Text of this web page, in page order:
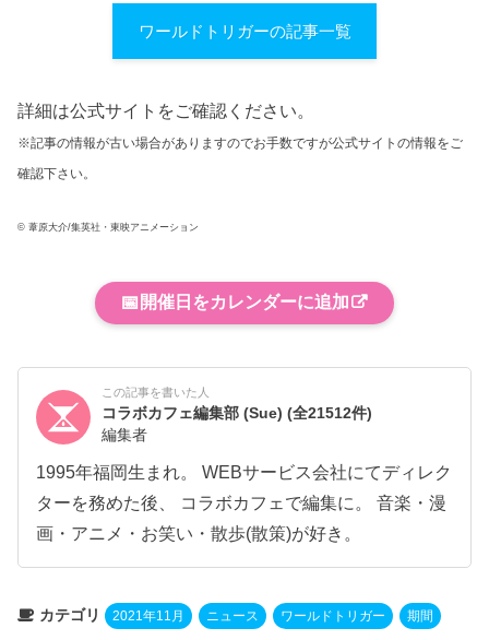
ワールドトリガーの記事一覧
詳細は公式サイトをご確認ください。
※記事の情報が古い場合がありますのでお手数ですが公式サイトの情報をご
確認下さい。
© 葦原大介/集英社・東映アニメーション
📅 開催日をカレンダーに追加
この記事を書いた人
コラボカフェ編集部 (Sue)(全21512件)
編集者
1995年福岡生まれ。 WEBサービス会社にてディレク
ターを務めた後、 コラボカフェで編集に。 音楽・漫
画・アニメ・お笑い・散歩(散策)が好き。
カテゴリ 2021年11月 ニュース ワールドトリガー 期間